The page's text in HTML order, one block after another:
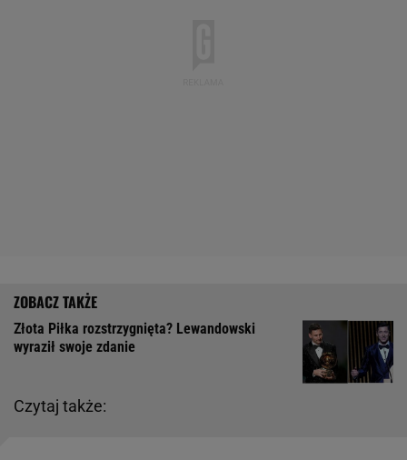
Czytaj także:
Złota Piłka rozstrzygnięta? Lewandowski
wyraził swoje zdanie